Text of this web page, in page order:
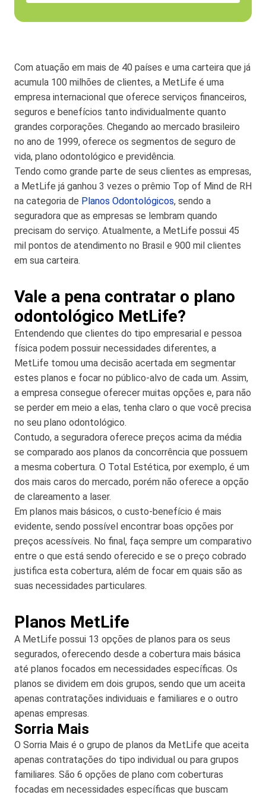
Com atuação em mais de 40 países e uma carteira que já
acumula 100 milhões de clientes, a MetLife é uma
empresa internacional que oferece serviços financeiros,
seguros e benefícios tanto individualmente quanto
grandes corporações. Chegando ao mercado brasileiro
no ano de 1999, oferece os segmentos de seguro de
vida, plano odontológico e previdência.
Tendo como grande parte de seus clientes as empresas,
a MetLife já ganhou 3 vezes o prêmio Top of Mind de RH
na categoria de Planos Odontológicos, sendo a
seguradora que as empresas se lembram quando
precisam do serviço. Atualmente, a MetLife possui 45
mil pontos de atendimento no Brasil e 900 mil clientes
em sua carteira.
Vale a pena contratar o plano
odontológico MetLife?
Entendendo que clientes do tipo empresarial e pessoa
física podem possuir necessidades diferentes, a
MetLife tomou uma decisão acertada em segmentar
estes planos e focar no público-alvo de cada um. Assim,
a empresa consegue oferecer muitas opções e, para não
se perder em meio a elas, tenha claro o que você precisa
no seu plano odontológico.
Contudo, a seguradora oferece preços acima da média
se comparado aos planos da concorrência que possuem
a mesma cobertura. O Total Estética, por exemplo, é um
dos mais caros do mercado, porém não oferece a opção
de clareamento a laser.
Em planos mais básicos, o custo-benefício é mais
evidente, sendo possível encontrar boas opções por
preços acessíveis. No final, faça sempre um comparativo
entre o que está sendo oferecido e se o preço cobrado
justifica esta cobertura, além de focar em quais são as
suas necessidades particulares.
Planos MetLife
A MetLife possui 13 opções de planos para os seus
segurados, oferecendo desde a cobertura mais básica
até planos focados em necessidades específicas. Os
planos se dividem em dois grupos, sendo que um aceita
apenas contratações individuais e familiares e o outro
apenas empresas.
Sorria Mais
O Sorria Mais é o grupo de planos da MetLife que aceita
apenas contratações do tipo individual ou para grupos
familiares. São 6 opções de plano com coberturas
focadas em necessidades específicas que buscam